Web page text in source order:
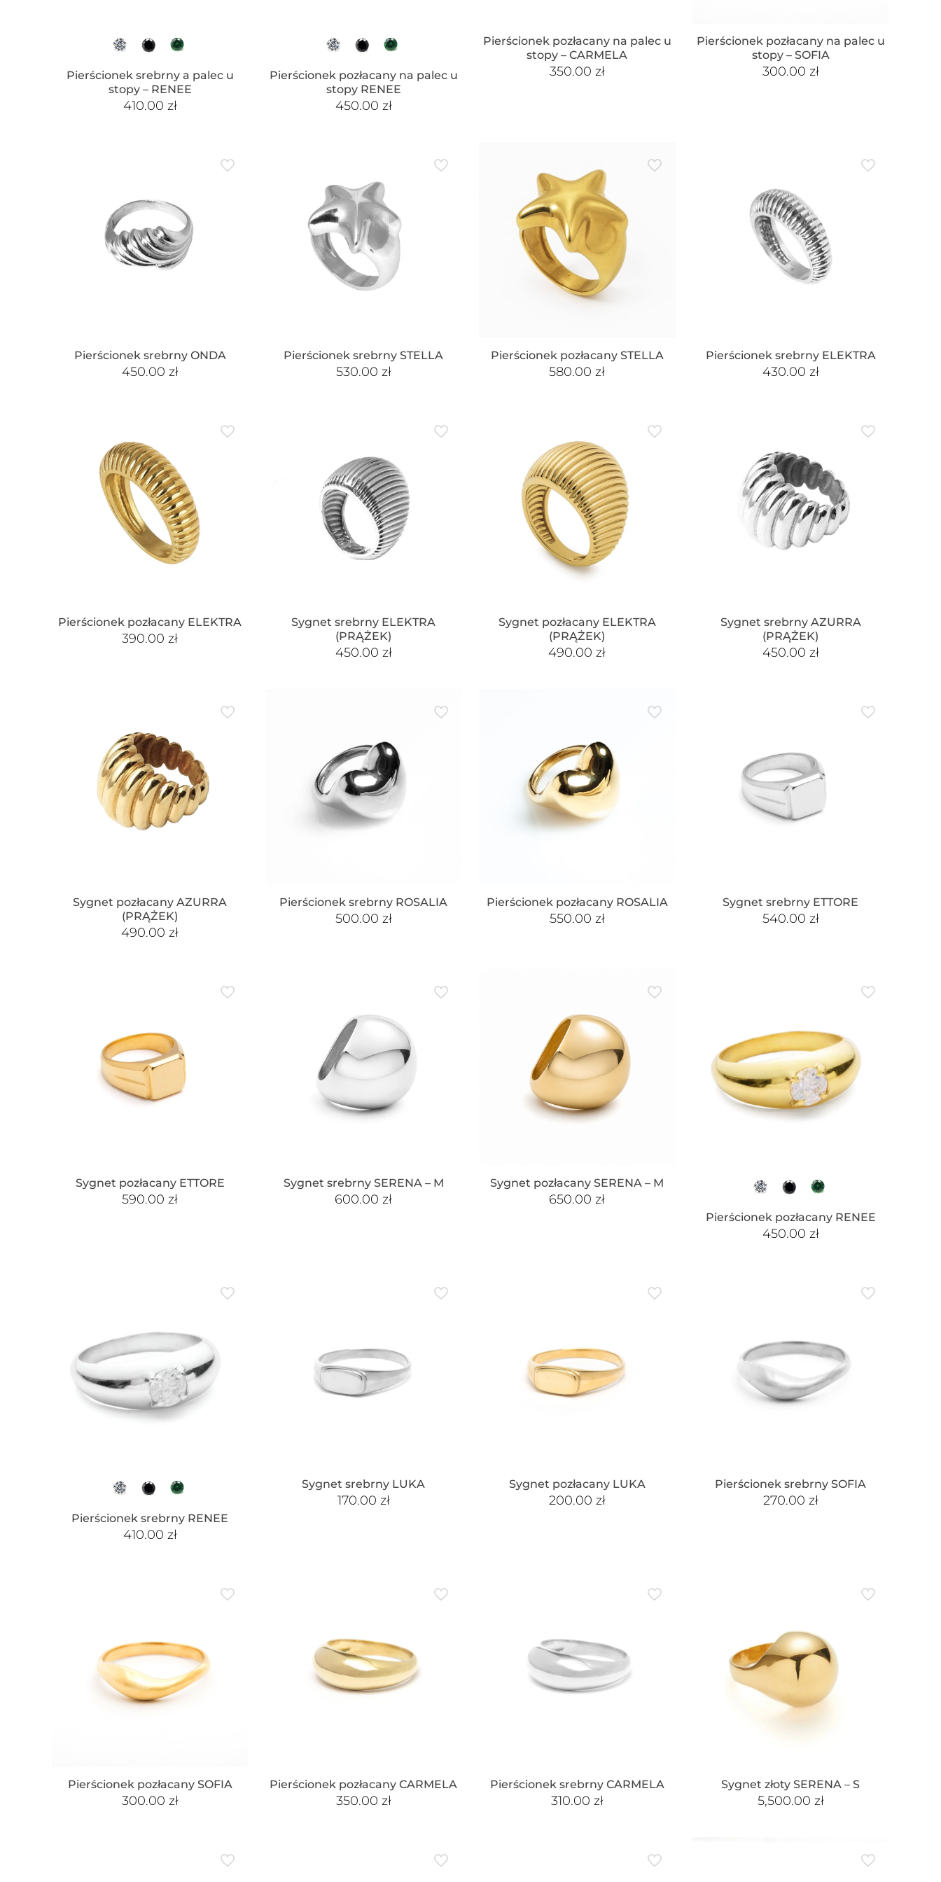
Pierścionek srebrny a palec u
stopy – RENEE
410.00 zł
Pierścionek pozłacany na palec u
stopy RENEE
450.00 zł
Pierścionek pozłacany na palec u
stopy – CARMELA
350.00 zł
Pierścionek pozłacany na palec u
stopy – SOFIA
300.00 zł
Pierścionek srebrny ONDA
450.00 zł
Pierścionek srebrny STELLA
530.00 zł
Pierścionek pozłacany STELLA
580.00zł
Pierścionek srebrny ELEKTRA
430.00 zł
Pierścionek pozłacany ELEKTRA
390.00zł
Sygnet srebrny ELEKTRA
(PRĄŻEK)
450.00 zł
Sygnet pozłacany ELEKTRA
(PRĄŻEK)
490.00zł
Sygnet srebrny AZURRA
(PRĄŻEK)
450.00 zł
Sygnet pozłacany AZURRA
(PRĄŻEK)
490.00zł
Pierścionek srebrny ROSALIA
500.00 zł
Pierścionek pozłacany ROSALIA
550.00 zł
Sygnet srebrny ETTORE
540.00 zł
Sygnet pozłacany ETTORE
590.00zł
Sygnet srebrny SERENA – M
600.00zł
Sygnet pozłacany SERENA – M
650.00zł
Pierścionek pozłacany RENEE
450.00 zł
Pierścionek srebrny RENEE
410.00 zł
Sygnet srebrny LUKA
170.00 zł
Sygnet pozłacany LUKA
200.00 zł
Pierścionek srebrny SOFIA
270.00 zł
Pierścionek pozłacany SOFIA
300.00 zł
Pierścionek pozłacany CARMELA
350.00 zł
Pierścionek srebrny CARMELA
310.00 zł
Sygnet złoty SERENA – S
5,500.00 zł